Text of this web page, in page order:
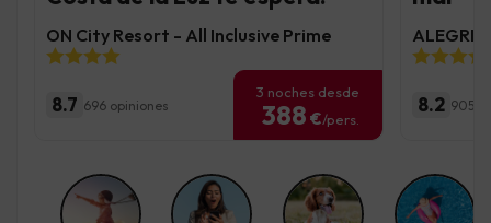
ON City Resort - All Inclusive Prime
8.7 696 opiniones
3 noches desde
388 €/pers.
8.2 9056